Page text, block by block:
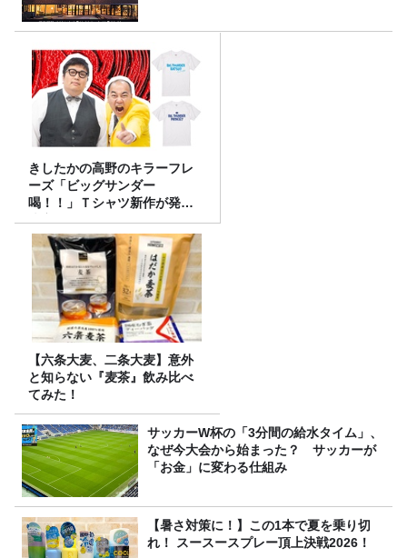
きしたかの高野のキラーフレ
ーズ「ビッグサンダー
喝！！」Ｔシャツ新作が発売
決定！
【六条大麦、二条大麦】意外
と知らない『麦茶』飲み比べ
てみた！
サッカーW杯の「3分間の給水タイム」、
なぜ今大会から始まった？ サッカーが
「お金」に変わる仕組み
【暑さ対策に！】この1本で夏を乗り切
れ！ スースースプレー頂上決戦2026！